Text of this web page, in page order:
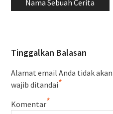
Nama Sebuah Cerita
Tinggalkan Balasan
Alamat email Anda tidak
wajib ditandai*
Komentar*